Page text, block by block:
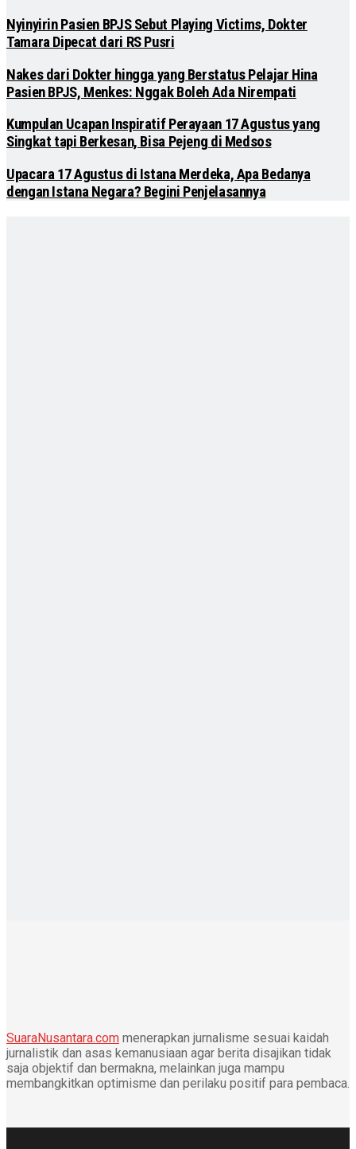
Nyinyirin Pasien BPJS Sebut Playing Victims, Dokter
Tamara Dipecat dari RS Pusri
Nakes dari Dokter hingga yang Berstatus Pelajar Hina
Pasien BPJS, Menkes: Nggak Boleh Ada Nirempati
Kumpulan Ucapan Inspiratif Perayaan 17 Agustus yang
Singkat tapi Berkesan, Bisa Pejeng di Medsos
Upacara 17 Agustus di Istana Merdeka, Apa Bedanya
dengan Istana Negara? Begini Penjelasannya
SuaraNusantara.com menerapkan jurnalisme sesuai kaidah
jurnalistik dan asas kemanusiaan agar berita disajikan tidak
saja objektif dan bermakna, melainkan juga mampu
membangkitkan optimisme dan perilaku positif para pembaca.